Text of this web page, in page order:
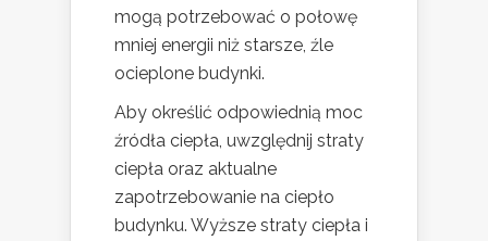
mogą potrzebować o połowę
mniej energii niż starsze, źle
ocieplone budynki.
Aby określić odpowiednią moc
źródła ciepła, uwzględnij straty
ciepła oraz aktualne
zapotrzebowanie na ciepło
budynku. Wyższe straty ciepła i